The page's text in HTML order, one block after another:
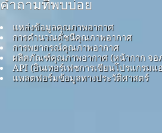
คำถามที่พบบ่อย
แหล่งข้อมูลคุณภาพอากาศ
การคำนวณดัชนีคุณภาพอากาศ
การพยากรณ์คุณภาพอากาศ
ผลิตภัณฑ์คุณภาพอากาศ (หน้ากาก จอ
API (อินเทอร์เฟซการเขียนโปรแกรม
แพลตฟอร์มข้อมูลทางประวัติศาสตร์